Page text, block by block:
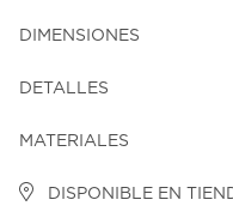
DIMENSIONES
DETALLES
MATERIALES
DISPONIBLE EN